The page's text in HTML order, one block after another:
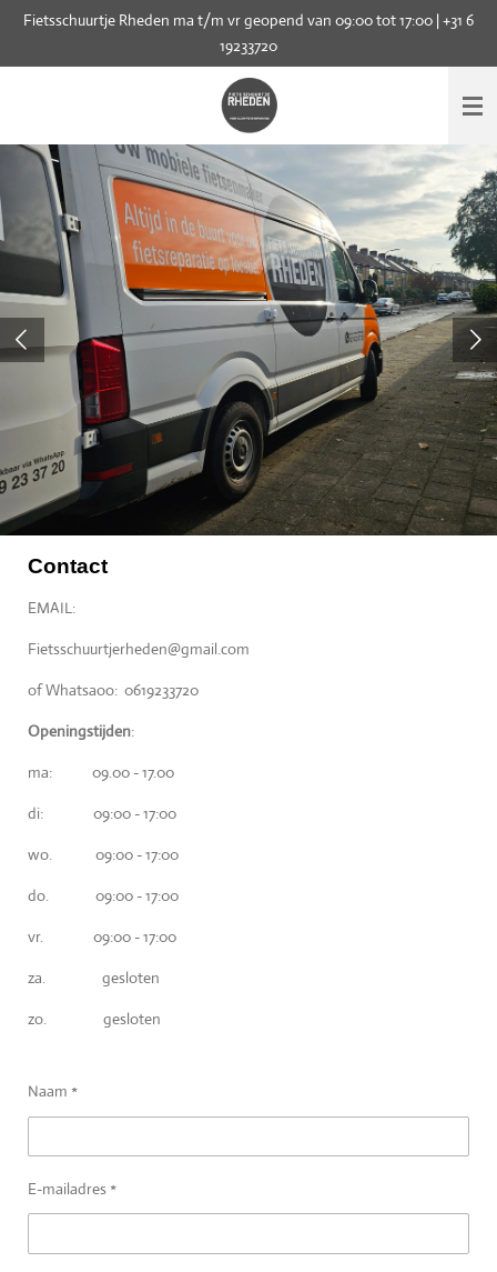
GaFietsschuurtje Rheden ma t/m vr geopend van 09:00 tot 17:00 | +31 6
19233720
Contact
EMAIL:
Fietsschuurtjerheden@gmail.com
of Whatsaoo: 0619233720
Openingstijden:
ma: 09.00 - 17.00
di: 09:00 - 17:00
wo. 09:00 - 17:00
do. 09:00 - 17:00
vr. 09:00 - 17:00
za. gesloten
zo. gesloten
Naam *
E-mailadres *